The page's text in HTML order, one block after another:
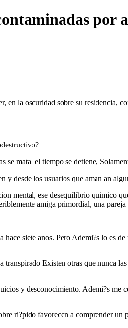
por
la oscuridad sobre su residencia,
mata, el tiempo se detiene,
y desde los usuarios que aman an
mental, ese desequilibrio quimico
amiga primordial, una pareja
siete anos. Pero Ademi?s lo es
Existen otras que nunca
y desconocimiento. Ademi?s me
ri?pido favorecen a comprender un